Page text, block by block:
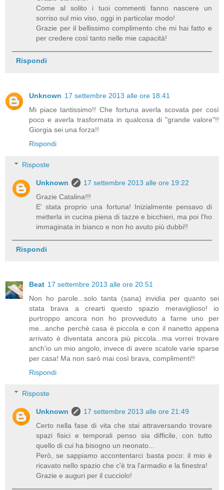
Come al solito i tuoi commenti fanno nascere un
sorriso sul mio viso, oggi in particolar modo!
Grazie per il bellissimo complimento che mi hai fatto e
per credere così tanto nelle mie capacità!
Rispondi
Unknown 17 settembre 2013 alle ore 18:41
Mi piace tantissimo!! Che fortuna averla scovata per così
poco e averla trasformata in qualcosa di "grande valore"!!
Giorgia sei una forza!!
Rispondi
Risposte
Unknown
17 settembre 2013 alle ore 19:22
Grazie Catalina!!!
E' stata proprio una fortuna! Inizialmente pensavo di
metterla in cucina piena di tazze e bicchieri, ma poi l'ho
immaginata in bianco e non ho avuto più dubbi!!
Rispondi
Beat 17 settembre 2013 alle ore 20:51
Non ho parole...solo tanta (sana) invidia per quanto sei
stata brava a crearti questo spazio meraviglioso! io
purtroppo ancora non ho provveduto a farne uno per
me...anche perchè casa è piccola e con il nanetto appena
arrivato è diventata ancora più piccola...ma vorrei trovare
anch'io un mio angolo, invece di avere scatole varie sparse
per casa! Ma non sarò mai così brava, complimenti!!
Rispondi
Risposte
Unknown
17 settembre 2013 alle ore 21:49
Certo nella fase di vita che stai attraversando trovare
spazi fisici e temporali penso sia difficile, con tutto
quello di cui ha bisogno un neonato...
Però, se sappiamo accontentarci basta poco: il mio è
ricavato nello spazio che c'è tra l'armadio e la finestra!
Grazie e auguri per il cucciolo!